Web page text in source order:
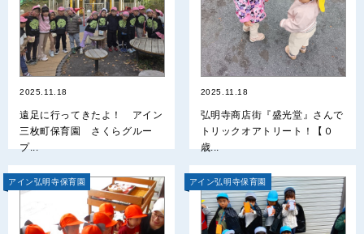
2025.11.18
遠足に行ってきたよ！ アイン
三枚町保育園 さくらグルー
プ...
2025.11.18
弘明寺商店街『盛光堂』さんで
トリックオアトリート！【０
歳...
アイン弘明寺保育園 アイン弘明寺保育園